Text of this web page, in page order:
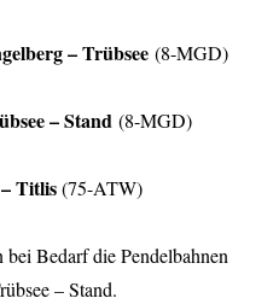
– Trübsee(8-MGD)
– Stand(8-MGD)
– Titlis(75-ATW)
Bedarf die Pendelbahnen
– Stand.